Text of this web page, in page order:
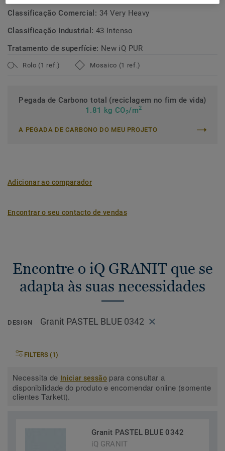
Classificação Comercial: 34 Very Heavy
Classificação Industrial: 43 Intenso
Tratamento de superfície: New iQ PUR
Rolo (1 ref.) Mosaico (1 ref.)
Pegada de Carbono total (reciclagem no fim de vida)
1.81 kg CO2/m2
A PEGADA DE CARBONO DO MEU PROJETO
Adicionar ao comparador
Encontrar o seu contacto de vendas
Encontre o iQ GRANIT que se
adapta às suas necessidades
DESIGN Granit PASTEL BLUE 0342
FILTERS (1)
Necessita de Iniciar sessãopara consultar a
disponibilidade do produto e encomendar online (somente
clientes Tarkett).
Granit PASTEL BLUE 0342
iQ GRANIT